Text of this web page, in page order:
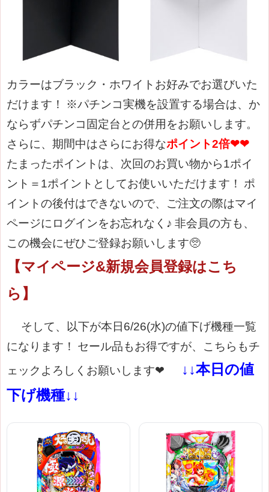
カラーはブラック・ホワイトお好みでお選びいた
だけます！
※パチンコ実機を設置する場合は、か
ならずパチンコ固定台との併用をお願いします。
さらに、期間中はさらにお得なポイント2倍❤❤
たまったポイントは、次回のお買い物から1ポイ
ント＝1ポイントとしてお使いいただけます！
ポ
イントの後付はできないので、ご注文の際はマイ
ページにログインをお忘れなく♪ 非会員の方も、
この機会にぜひご登録お願いします🥺
【マイページ&新規会員登録はこち
ら】
そして、以下が本日6/26(水)の値下げ機種一覧
になります！
セール品もお得ですが、こちらもチ
ェックよろしくお願いします❤
↓↓本日の値
下げ機種↓↓